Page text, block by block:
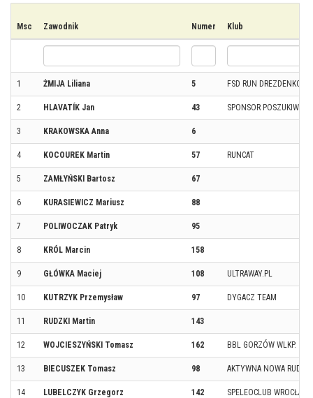
Msc Zawodnik Numer Klub
1 ŻMIJA Liliana 5 FSD RUN DREZDENKO
2 HLAVATÍK Jan 43 SPONSOR
3 KRAKOWSKA Anna 6
4 KOCOUREK Martin 57 RUNCAT
5 ZAMŁYŃSKI Bartosz 67
6 KURASIEWICZ Mariusz 88
7 POLIWOCZAK Patryk 95
8 KRÓL Marcin 158
9 GŁÓWKA Maciej 108 ULTRAWAY.PL
10 KUTRZYK Przemysław 97 DYGACZ TEAM
11 RUDZKI Martin 143
12 WOJCIESZYŃSKI Tomasz 162 BBL GORZÓW WLKP.
13 BIECUSZEK Tomasz 98 AKTYWNA NOWA RUDA
14 LUBELCZYK Grzegorz 142 SPELEOCLUB WROCŁAW